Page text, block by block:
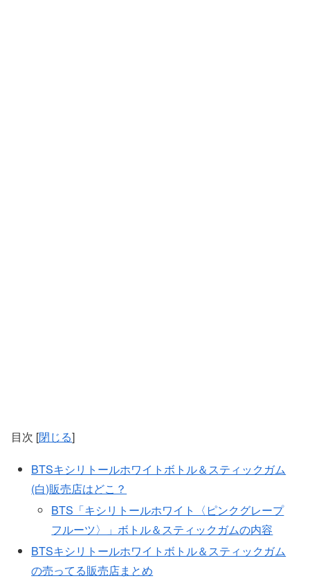
目次 [閉じる]
BTSキシリトールホワイトボトル＆スティックガム
(白)販売店はどこ？
BTS「キシリトールホワイト〈ピンクグレープ
フルーツ〉」ボトル＆スティックガムの内容
BTSキシリトールホワイトボトル＆スティックガム
の売ってる販売店まとめ